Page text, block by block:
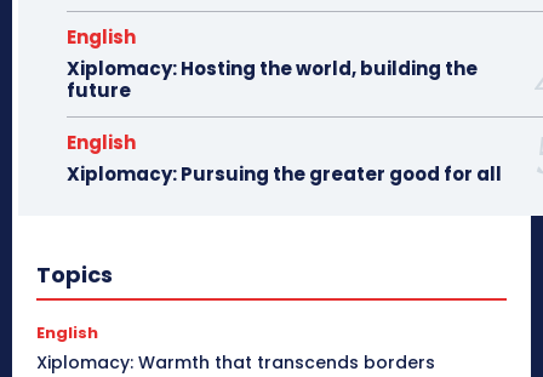
English
Xiplomacy: Hosting the world, building the
future
English
Xiplomacy: Pursuing the greater good for all
Topics
English
Xiplomacy: Warmth that transcends borders